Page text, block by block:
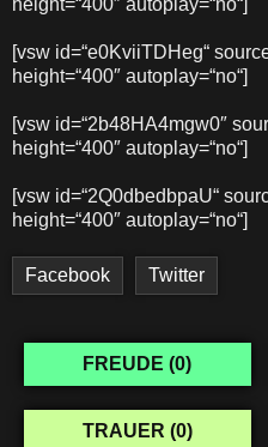
height=“400″ autoplay=“no“]
[vsw id=“e0KviiTDHeg“
height=“400″ autoplay=“no“]
[vsw id=“2b48HA4mgw0″
height=“400″ autoplay=“no“]
[vsw id=“2Q0dbedbpaU“
height=“400″ autoplay=“no“]
Facebook Twitter
FREUDE (0)
TRAUER (0)